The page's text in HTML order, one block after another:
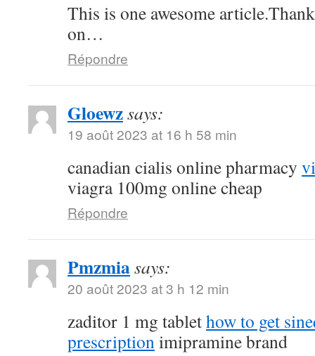
This is one awesome
on…
Répondre
Gloewzsays:
19 août 2023 at 16 h 58 min
canadian cialis online pharmacy
viagra 100mg online cheap
Répondre
Pmzmiasays:
20 août 2023 at 3 h 12 min
zaditor 1 mg tablethow to get
prescriptionimipramine brand